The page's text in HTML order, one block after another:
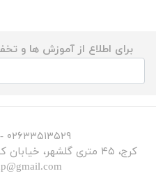
برای اطلاع از آموزش ها و
۰۲۶۳۳۵۱۳۵۲۹ - ۰۲۶۳۳۵۳۴۳۱۵
کرج، ۴۵ متری گلشهر، خیابان کوکب شرقی، عکس و فیلم مکث